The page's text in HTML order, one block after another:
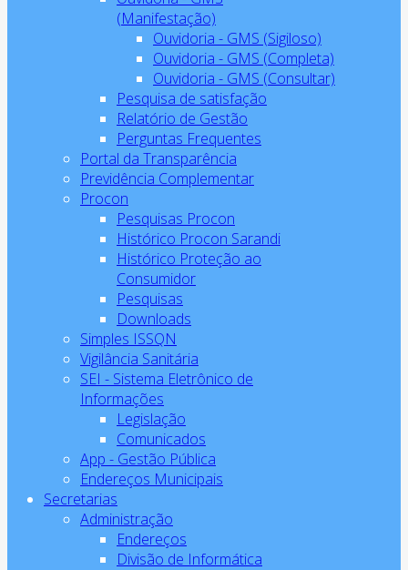
(Manifestação)
Ouvidoria - GMS (Sigiloso)
Ouvidoria - GMS (Completa)
Ouvidoria - GMS (Consultar)
Pesquisa de satisfação
Relatório de Gestão
Perguntas Frequentes
Portal da Transparência
Previdência Complementar
Procon
Pesquisas Procon
Histórico Procon Sarandi
Histórico Proteção ao
Consumidor
Pesquisas
Downloads
Simples ISSQN
Vigilância Sanitária
SEI - Sistema Eletrônico de
Informações
Legislação
Comunicados
App - Gestão Pública
Endereços Municipais
Secretarias
Administração
Endereços
Divisão de Informática